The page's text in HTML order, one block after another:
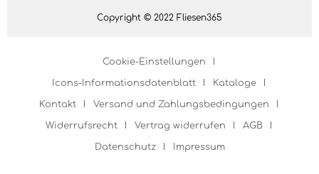
Copyright © 2022 Fliesen365
Cookie-Einstellungen
Icons-Informationsdatenblatt Kataloge
Kontakt Versand und Zahlungsbedingungen
Widerrufsrecht Vertrag widerrufen AGB
Datenschutz Impressum